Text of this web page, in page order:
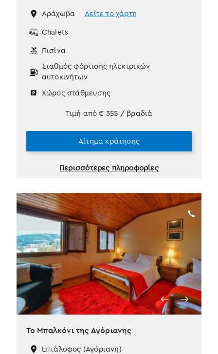
Αράχωβα
Δείτε το χάρτη
Chalets
Πισίνα
Σταθμός φόρτισης ηλεκτρικών
αυτοκινήτων
Χώρος στάθμευσης
Περισσότερες πληροφορίες
Τιμή από € 355 / βραδιά
Αίτημα κράτησης
Το Μπαλκόνι της Αγόριανης
Επτάλοφος (Αγόριανη)